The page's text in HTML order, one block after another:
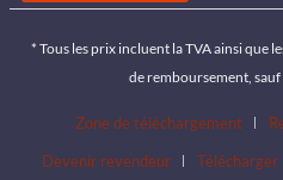
* Tous les prix incluent la TVA ainsi que
de remboursement,
Zone de téléchargement
Devenir revendeur
Télécharger